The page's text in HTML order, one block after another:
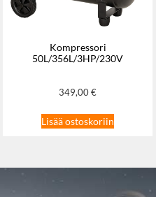
Kompressori
50L/356L/3HP/230V
349,00€
Lisää ostoskoriin